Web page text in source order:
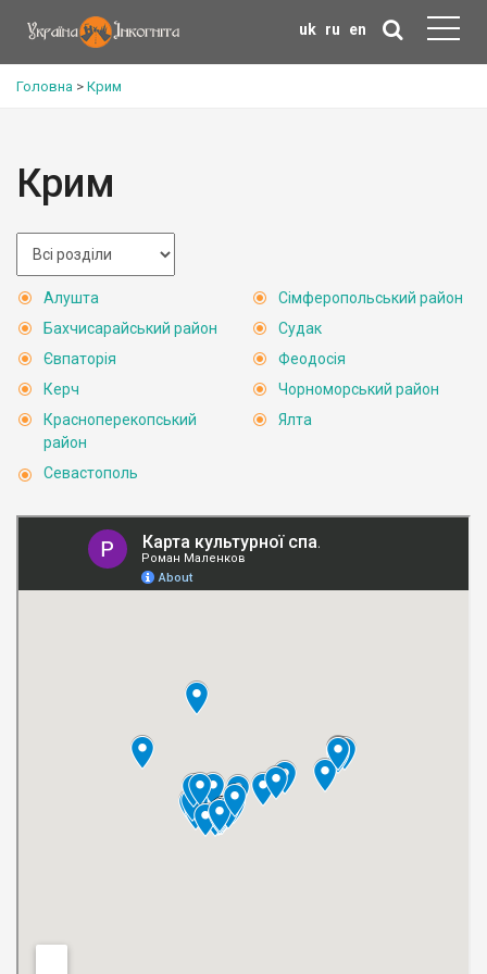
uk ru en
Головна > Крим
Крим
Алушта
Бахчисарайський район
Євпаторія
Керч
Красноперекопський
район
Севастополь
Сімферопольський район
Судак
Феодосія
Чорноморський район
Ялта